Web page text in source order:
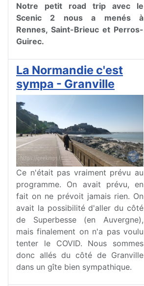
Notre petit road trip avec le
Scenic 2 nous a menés à
Rennes, Saint-Brieuc et Perros-
Guirec.
La Normandie c'est
sympa - Granville
Ce n'était pas vraiment prévu au
programme. On avait prévu, en
fait on ne prévoit jamais rien. On
avait la possibilité d'aller du côté
de Superbesse (en Auvergne),
mais finalement on n'a pas voulu
tenter le COVID. Nous sommes
donc allés du côté de Granville
dans un gîte bien sympathique.